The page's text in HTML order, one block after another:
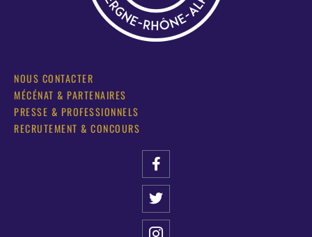
NOUS CONTACTER
MÉCÉNAT & PARTENAIRES
PRESSE & PROFESSIONNELS
RECRUTEMENT & CONCOURS